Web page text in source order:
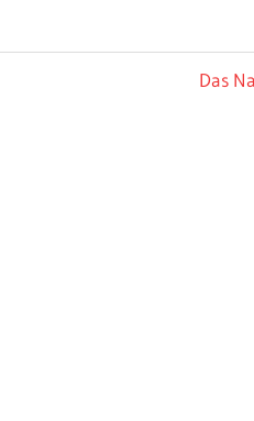
Das